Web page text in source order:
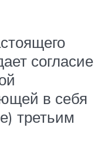
согласие
в себя
третьим